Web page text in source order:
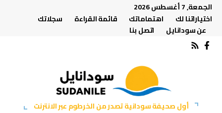
الجمعة, 7 أغسطس 2026
اختياراتنا لك
اهتماماتك قائمة القراءة
سجلاتك
عن سودانايل
اتصل بنا
أول صحيفة سودانية تصدر من الخرطوم عبر الانترنت